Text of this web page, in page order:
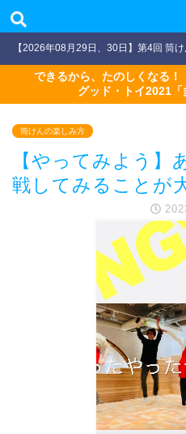
【2026年08月29日、30日】第4回 筒
できるから、たのしくなる
グッド・トイ2021
筒けんの楽しみ方
【やってみよう】
戦してみることが